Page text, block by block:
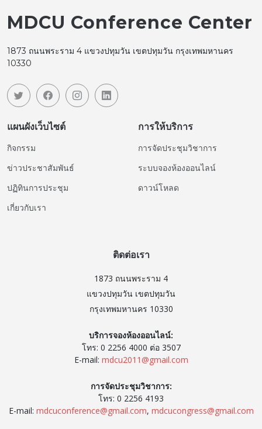
MDCU Conference Center
1873 ถนนพระราม 4 แขวงปทุมวัน เขตปทุมวัน กรุงเทพมหานคร
10330
แผนผังเว็บไซต์
กิจกรรม
ข่าวประชาสัมพันธ์
ปฏิทินการประชุม
เกี่ยวกับเรา
การให้บริการ
การจัดประชุมวิชาการ
ระบบจองห้องออนไลน์
ดาวน์โหลด
ติดต่อเรา
1873 ถนนพระราม 4
แขวงปทุมวัน เขตปทุมวัน
กรุงเทพมหานคร 10330
บริการจองห้องออนไลน์:
โทร: 0 2256 4000 ต่อ 3507
E-mail: mdcu2011@gmail.com
การจัดประชุมวิชาการ:
โทร: 0 2256 4193
E-mail: mdcuconference@gmail.com, mdcucongress@gmail.com